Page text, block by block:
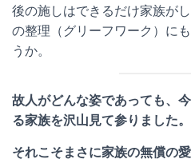
後の施しはできるだけ家族が
の整理（グリーフワーク）に
うか。
故人がどんな姿であっても、
る家族を沢山見て参りました。
それこそまさに家族の無償の